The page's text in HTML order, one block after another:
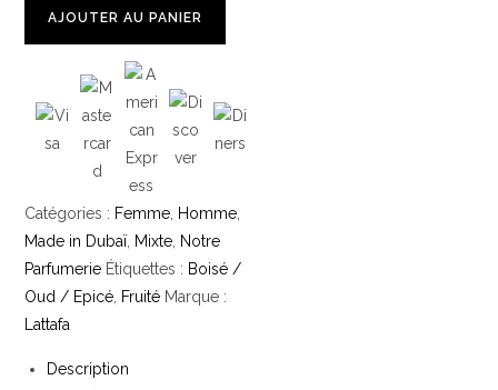
Pink
Lattafa
AJOUTER AU PANIER
Catégories : Femme Homme
Made in Dubaï Mixte Notre
Parfumerie Étiquettes : Boisé /
Oud / Epicé Fruité Marque :
Lattafa
Description